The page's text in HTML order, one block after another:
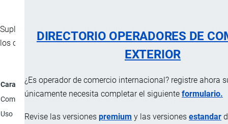
DIRECTORIO OPERADORES DE
EXTERIOR
¿Es operador de comercio internacional? registre ahora
únicamente necesita completar el siguiente formulario.
Revise las versiones premium y las versiones estandar
Suplemento para el control de larvas de las moscas propias de
los centros pecuarios.
Característica
Composición
Cada 100g contiene: Diflubenzuron: 2 g; Excipiente c.s.p.:
Uso
Regulador de crecimiento de insectos que se mezcla